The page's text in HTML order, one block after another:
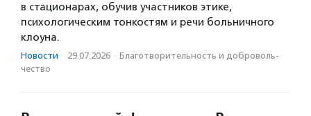
в стационарах, обучив участников этике,
психологическим тонкостям и речи больничного
клоуна.
Новости · 29.07.2026 · Благотвори­тель­ность и доброволь­
чест­во